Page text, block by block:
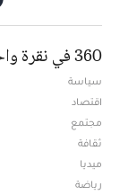
360 في نقرة واحدة
سياسة
اقتصاد
مجتمع
ثقافة
ميديا
رياضة